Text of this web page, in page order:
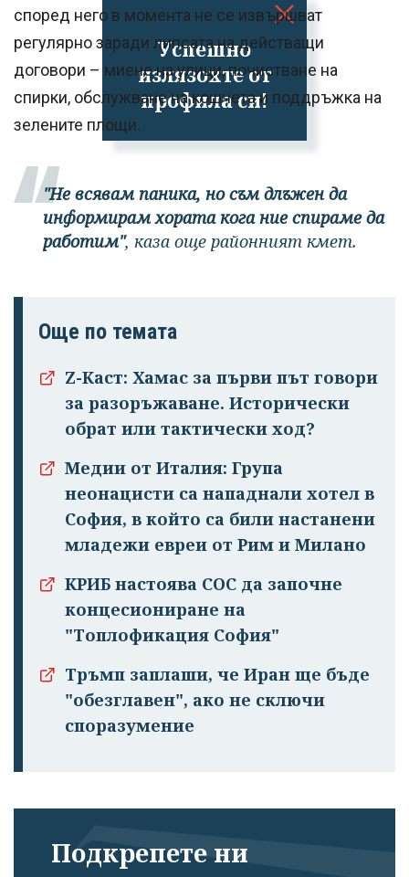
Успешно
излязохте от
профила си!
според него в момента не се извършват
регулярно заради липсата на действащи
договори – миене на улици, почистване на
спирки, обслужване на кошчета и поддръжка на
зелените площи.
"Не всявам паника, но съм длъжен да
информирам хората кога ние спираме да
работим", каза още районният кмет.
Още по темата
Z-Каст: Хамас за първи път говори
за разоръжаване. Исторически
обрат или тактически ход?
Медии от Италия: Група
неонацисти са нападнали хотел в
София, в който са били настанени
младежи евреи от Рим и Милано
КРИБ настоява СОС да започне
концесиониране на
"Топлофикация София"
Тръмп заплаши, че Иран ще бъде
"обезглавен", ако не сключи
споразумение
Подкрепете ни